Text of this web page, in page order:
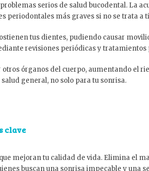
serios de salud bucodental. La
periodontales más graves si no se trata a
tus dientes, pudiendo causar
revisiones periódicas y
órganos del cuerpo, aumentando el
general, no solo para tu sonrisa.
clave
mejoran tu calidad de vida. Elimina el
buscan una sonrisa impecable y una